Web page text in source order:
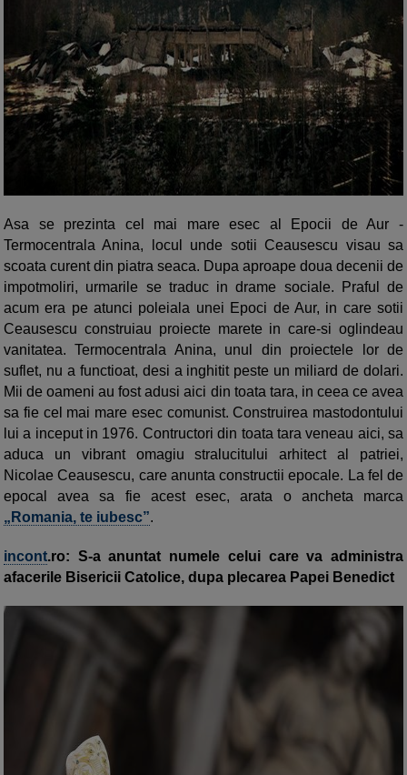
Asa se prezinta cel mai mare esec al Epocii de Aur -
Termocentrala Anina, locul unde sotii Ceausescu visau sa
scoata curent din piatra seaca. Dupa aproape doua decenii de
impotmoliri, urmarile se traduc in drame sociale. Praful de
acum era pe atunci poleiala unei Epoci de Aur, in care sotii
Ceausescu construiau proiecte marete in care-si oglindeau
vanitatea. Termocentrala Anina, unul din proiectele lor de
suflet, nu a functioat, desi a inghitit peste un miliard de dolari.
Mii de oameni au fost adusi aici din toata tara, in ceea ce avea
sa fie cel mai mare esec comunist. Construirea mastodontului
lui a inceput in 1976. Contructori din toata tara veneau aici, sa
aduca un vibrant omagiu stralucitului arhitect al patriei,
Nicolae Ceausescu, care anunta constructii epocale. La fel de
epocal avea sa fie acest esec, arata o ancheta marca
„Romania, te iubesc”.
incont.ro: S-a anuntat numele celui care va administra
afacerile Bisericii Catolice, dupa plecarea Papei Benedict